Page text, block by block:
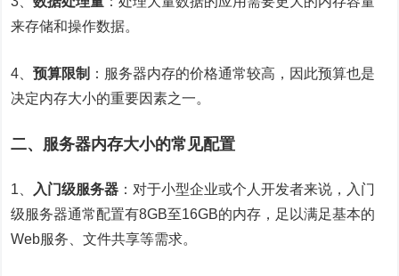
来存储和操作数据。
4、预算限制 ：服务器内存的价格通常较高，因此预算也是
决定内存大小的重要因素之一。
二、服务器内存大小的常见配置
1、 入门级服务器 ：对于小型企业或个人开发者来说，入门
级服务器通常配置有8GB至16GB的内存，足以满足基本的
Web服务、文件共享等需求。